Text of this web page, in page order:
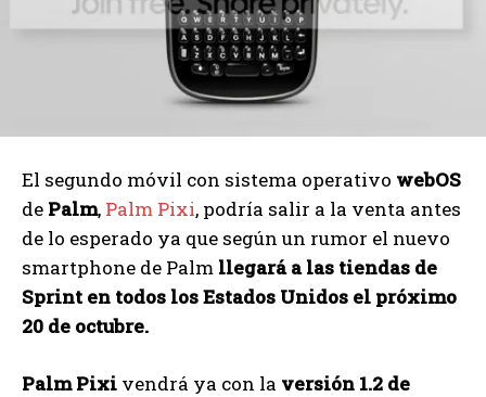
El segundo móvil con sistema operativo webOS
de Palm, Palm Pixi, podría salir a la venta antes
de lo esperado ya que según un rumor el nuevo
smartphone de Palm llegará a las tiendas de
Sprint en todos los Estados Unidos el próximo
20 de octubre.
Palm Pixi vendrá ya con la versión 1.2 de